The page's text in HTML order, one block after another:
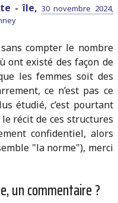
- île,30 novembre 2024,
sans compter le nombre
ont existé des façon de
les femmes soit des
ce n’est pas ce
étudié, c’est pourtant
récit de ces structures
confidentiel, alors
"la norme"), merci
un commentaire ?